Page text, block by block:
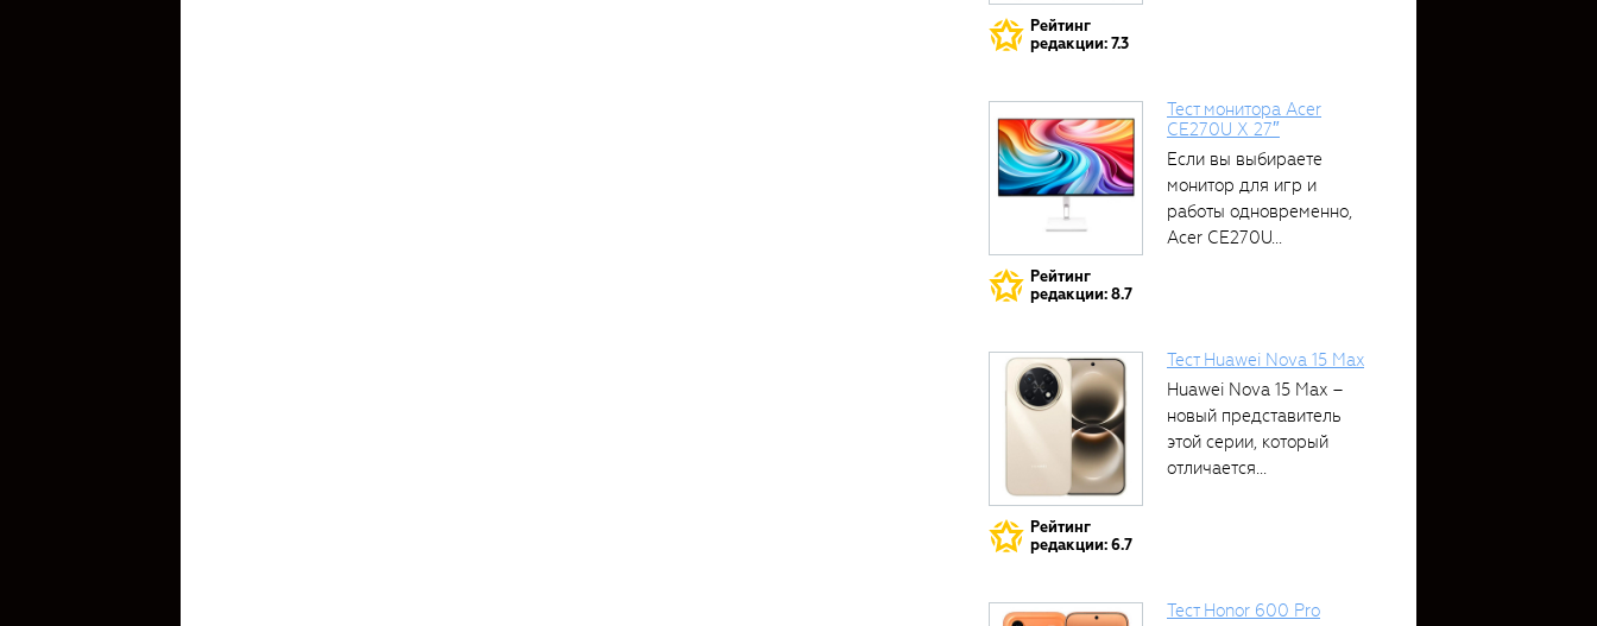
Рейтинг
редакции: 7.3
Рейтинг
редакции: 8.7
Тест монитора Acer
CE270U X 27″
Если вы выбираете
монитор для игр и
работы одновременно,
Acer CE270U...
Рейтинг
редакции: 6.7
Тест Huawei Nova 15 Max
Huawei Nova 15 Max –
новый представитель
этой серии, который
отличается...
Тест Honor 600 Pro